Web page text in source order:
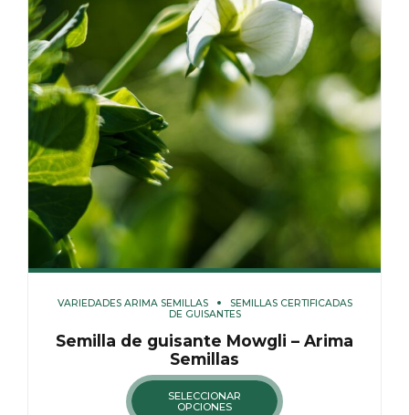
VARIEDADES ARIMA SEMILLAS
SEMILLAS CERTIFICADAS
DE GUISANTES
Semilla de guisante Mowgli – Arima
Semillas
SELECCIONAR
OPCIONES